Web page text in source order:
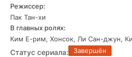
Режиссер:
Пак Тан-хи
В главных ролях:
Ким Е-рим, Хонсок, Ли Сан-джун,
Статус сериала: Завершён